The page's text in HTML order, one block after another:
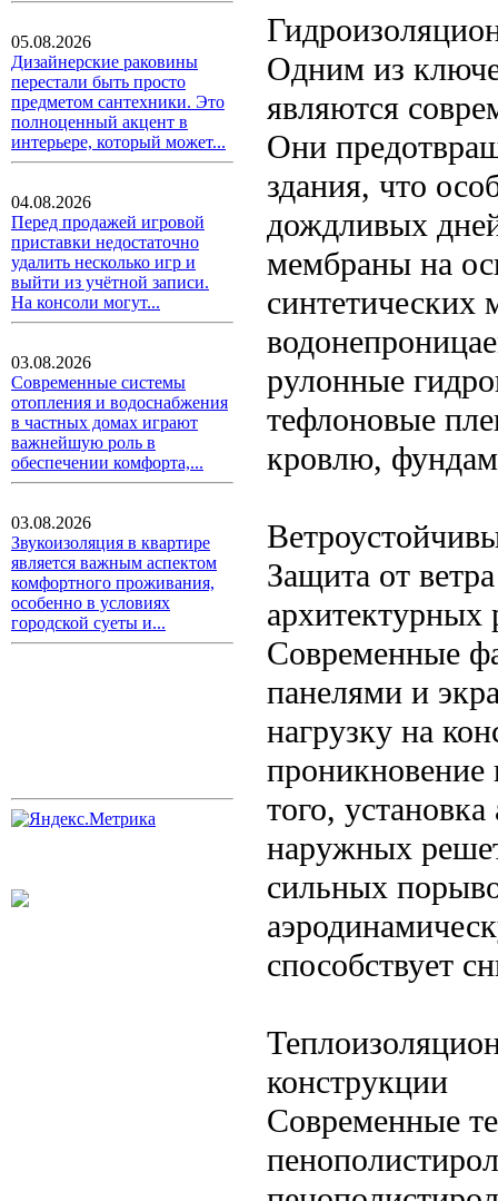
05.08.2026
Дизайнерские раковины
перестали быть просто
предметом сантехники. Это
полноценный акцент в
интерьере, который может...
04.08.2026
Перед продажей игровой
приставки недостаточно
удалить несколько игр и
выйти из учётной записи.
На консоли могут...
03.08.2026
Современные системы
отопления и водоснабжения
в частных домах играют
важнейшую роль в
обеспечении комфорта,...
03.08.2026
Звукоизоляция в квартире
является важным аспектом
комфортного проживания,
особенно в условиях
городской суеты и...
Одним из
являются
Они
здания, что
дождливых
мембраны на
синтетических
рулонные
тефлоновые
кровлю,
Защита от
архитектурных
Современные
панелями и
нагрузку на
проникновение
того,
наружных
сильных
способствует
конструкции
Современные